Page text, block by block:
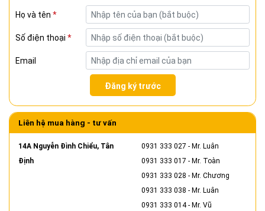
Họ và tên *
Số điện thoại *
Email
Đăng ký trước
Liên hệ mua hàng - tư vấn
14A Nguyễn Đình Chiểu, Tân
Định
0931 333 027 - Mr. Luân
0931 333 017 - Mr. Toàn
0931 333 028 - Mr. Chương
0931 333 038 - Mr. Luân
0931 333 014- Mr. Vũ